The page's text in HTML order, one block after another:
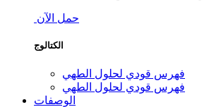
حمل الآن
الكتالوج
فهرس قودي لحلول الطهي
فهرس قودي لحلول الطهي
الوصفات